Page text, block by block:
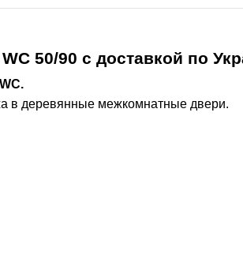
50/90 с доставкой по
в деревянные межкомнатные двери.